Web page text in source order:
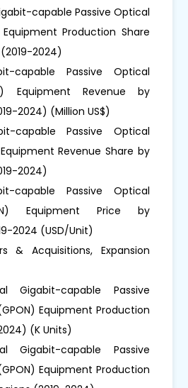
capable Passive Optical
Production Share
2024)
capable Passive Optical
Equipment Revenue by
2024) (Million US$)
capable Passive Optical
Revenue Share by
2024)
capable Passive Optical
Equipment Price by
2024 (USD/Unit)
& Acquisitions, Expansion
Gigabit-capable Passive
Equipment Production
(K Units)
Gigabit-capable Passive
Equipment Production